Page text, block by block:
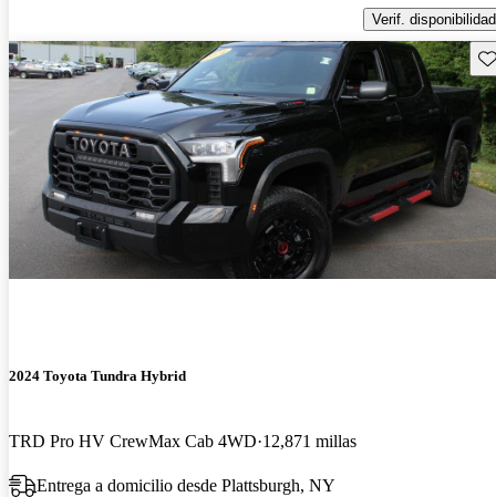
Verif. disponibilidad
2024 Toyota Tundra Hybrid
TRD Pro HV CrewMax Cab 4WD 12,871 millas
Entrega a domicilio desde Plattsburgh, NY